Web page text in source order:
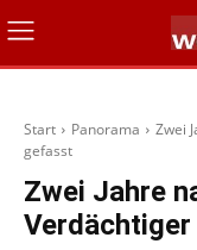
Start Panorama
Zwei
gefasst
Zwei Jahre